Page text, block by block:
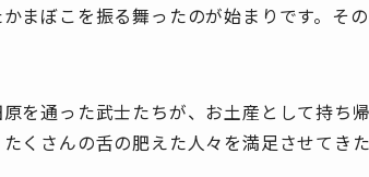
まぼこを振る舞ったのが始まりです。そ
を通った武士たちが、お土産として持ち
くさんの舌の肥えた人々を満足させてき